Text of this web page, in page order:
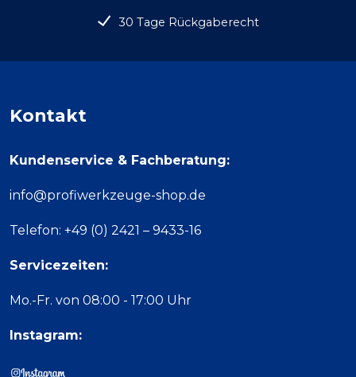
30 Tage Rückgaberecht
Kontakt
Kundenservice & Fachberatung:
info@profiwerkzeuge-shop.de
Telefon: +49 (0) 2421 – 9433-16
Servicezeiten:
Mo.-Fr. von 08:00 - 17:00 Uhr
Instagram: